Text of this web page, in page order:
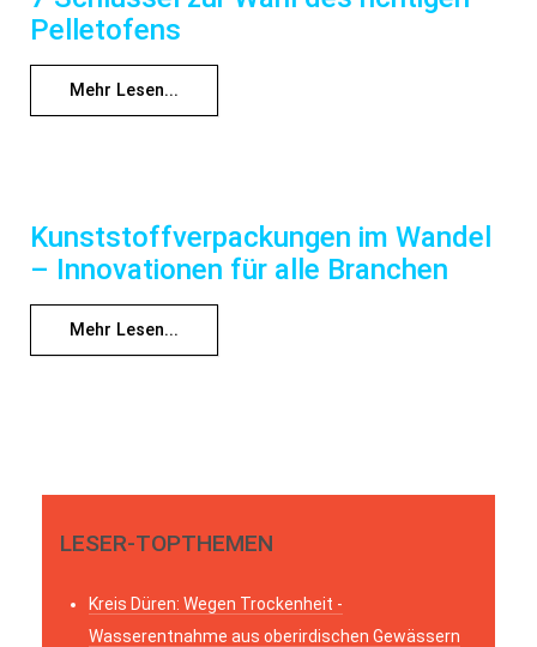
Pelletofens
Mehr Lesen...
Kunststoffverpackungen im Wandel
– Innovationen für alle Branchen
Mehr Lesen...
LESER-TOPTHEMEN
Kreis Düren: Wegen Trockenheit -
Wasserentnahme aus oberirdischen Gewässern